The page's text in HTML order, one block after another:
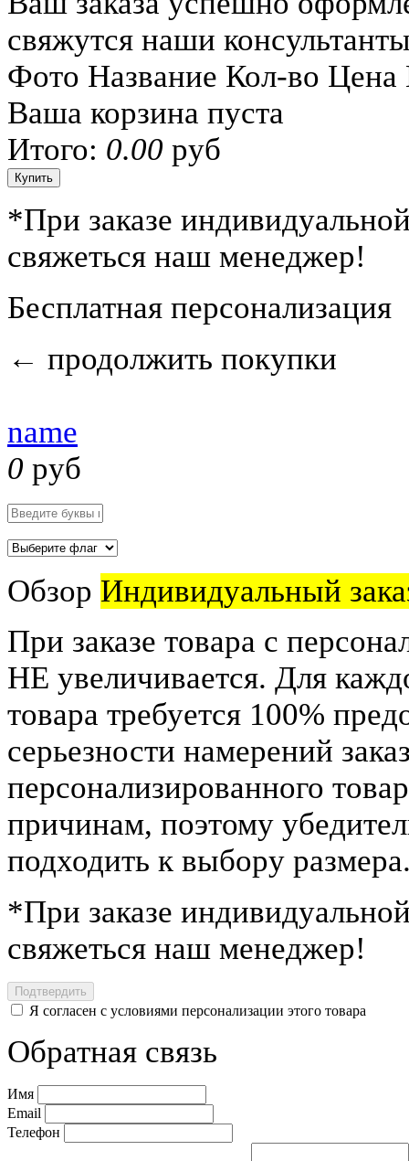
свяжутся наши
Фото Название Кол-во Цена
Ваша корзина пуста
Итого: 0.00 руб
*При заказе
свяжеться наш менеджер!
Бесплатная персонализация
← продолжить покупки
name
0 руб
Обзор Индивидуальный
При заказе товара с
НЕ увеличивается. Для
товара требуется 100%
серьезности намерений
персонализированного
причинам, поэтому
подходить к выбору
*При заказе
свяжеться наш менеджер!
Я согласен с условиями персонализации этого товара
Обратная связь
Имя
Email
Телефон